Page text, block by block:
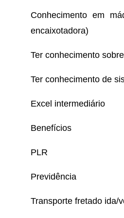
Conhecimento em
encaixotadora)
Ter conhecimento
Ter conhecimento de
Excel intermediário
Benefícios
PLR
Previdência
Transporte fretado ida/